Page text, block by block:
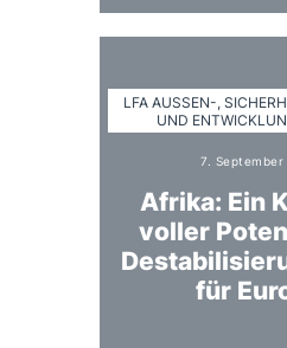
LFA AUSSEN-,
ND
7. September
Afrika: Ein
voller
für